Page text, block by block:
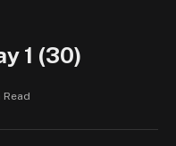
1 (30)
Read